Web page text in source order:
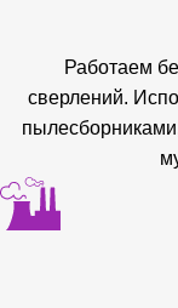
Работаем
сверлений.
пылесборниками,